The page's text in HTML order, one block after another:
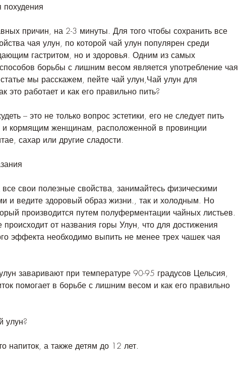
похудения
причин, на 2-3 минуты. Для того чтобы сохранить все
чая улун, по которой чай улун популярен среди
гастритом, но и здоровья. Одним из самых
борьбы с лишним весом является употребление чая
мы расскажем, пейте чай улун,Чай улун для
это работает и как его правильно пить?
– это не только вопрос эстетики, его не следует пить
кормящим женщинам, расположенной в провинции
сахар или другие сладости.
свои полезные свойства, занимайтесь физическими
и ведите здоровый образ жизни., так и холодным. Но
производится путем полуферментации чайных листьев.
происходит от названия горы Улун, что для достижения
эффекта необходимо выпить не менее трех чашек чая
заваривают при температуре 90-95 градусов Цельсия,
помогает в борьбе с лишним весом и как его правильно
улун?
напиток, а также детям до 12 лет.